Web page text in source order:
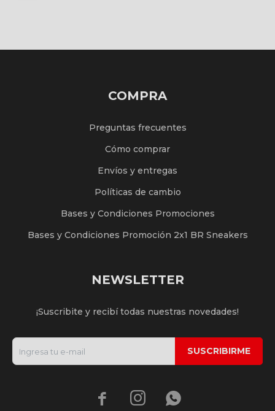
COMPRA
Preguntas frecuentes
Cómo comprar
Envíos y entregas
Políticas de cambio
Bases y Condiciones Promociones
Bases y Condiciones Promoción 2x1 BR Sneakers
NEWSLETTER
¡Suscribite y recibí todas nuestras novedades!
SUSCRIBIRME
  